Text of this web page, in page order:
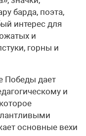
барда, поэта,
интерес для
и
горны и
Победы дает
и
основные вехи